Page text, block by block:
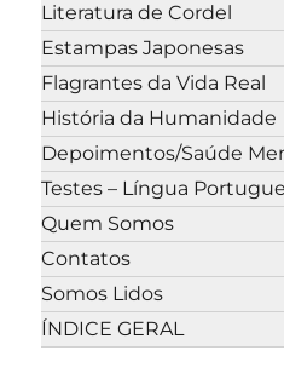
Literatura de Cordel
Estampas Japonesas
Flagrantes da Vida Real
História da Humanidade
Depoimentos/Saúde
Testes – Língua
Quem Somos
Contatos
Somos Lidos
ÍNDICE GERAL